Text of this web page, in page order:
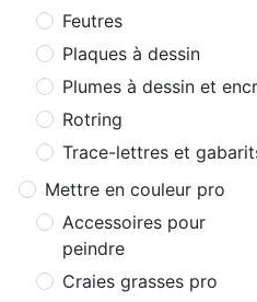
Feutres
Plaques à dessin
Plumes à dessin et
Rotring
Trace-lettres et
Mettre en couleur pro
Accessoires pour
peindre
Craies grasses pro